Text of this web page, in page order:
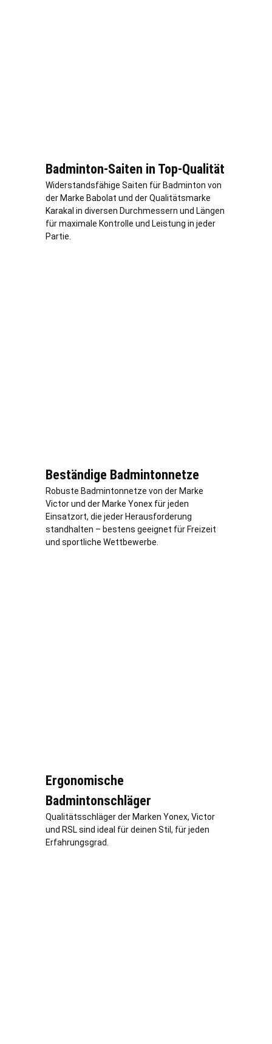
Badminton-Saiten in Top-Qualität
Widerstandsfähige Saiten für Badminton von
der Marke Babolat und der Qualitätsmarke
Karakal in diversen Durchmessern und Längen
für maximale Kontrolle und Leistung in jeder
Partie.
Beständige Badmintonnetze
Robuste Badmintonnetze von der Marke
Victor und der Marke Yonex für jeden
Einsatzort, die jeder Herausforderung
standhalten – bestens geeignet für Freizeit
und sportliche Wettbewerbe.
Ergonomische
Badmintonschläger
Qualitätsschläger der Marken Yonex, Victor
und RSL sind ideal für deinen Stil, für jeden
Erfahrungsgrad.